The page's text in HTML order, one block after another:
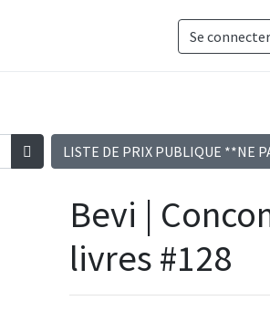
Se connecter
LISTE DE PRIX PUBLIQUE **NE
Bevi |
livres #128